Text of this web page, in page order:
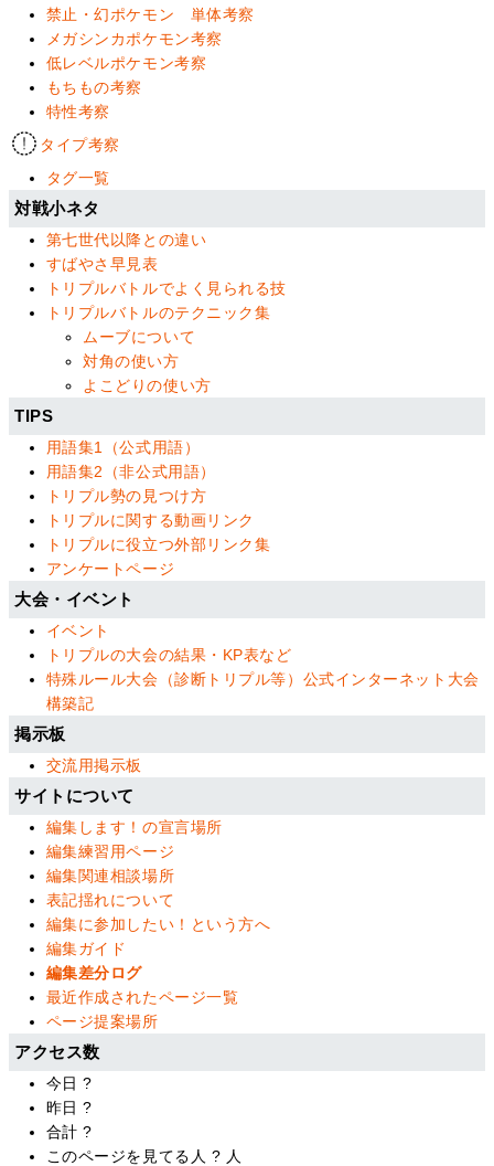
禁止・幻ポケモン 単体考察
メガシンカポケモン考察
低レベルポケモン考察
もちもの考察
特性考察
タイプ考察
タグ一覧
対戦小ネタ
第七世代以降との違い
すばやさ早見表
トリプルバトルでよく見られる技
トリプルバトルのテクニック集
ムーブについて
対角の使い方
よこどりの使い方
TIPS
用語集1（公式用語）
用語集2（非公式用語）
トリプル勢の見つけ方
トリプルに関する動画リンク
トリプルに役立つ外部リンク集
アンケートページ
大会・イベント
イベント
トリプルの大会の結果・KP表など
特殊ルール大会（診断トリプル等）公式インターネット大会
構築記
掲示板
交流用掲示板
サイトについて
編集します！の宣言場所
編集練習用ページ
編集関連相談場所
表記揺れについて
編集に参加したい！という方へ
編集ガイド
編集差分ログ
最近作成されたページ一覧
ページ提案場所
アクセス数
今日?
昨日?
合計?
このページを見てる人 ? 人